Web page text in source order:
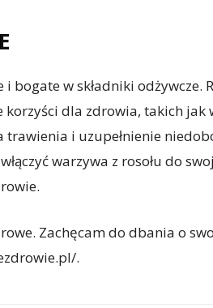
i bogate w składniki odżywcze.
korzyści dla zdrowia, takich jak
i uzupełnienie
warzywa z rosołu do
Zachęcam do dbania o
.